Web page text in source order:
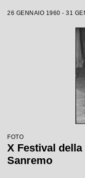
26 GENNAIO 1960 - 31
FOTO
X Festival
Sanremo